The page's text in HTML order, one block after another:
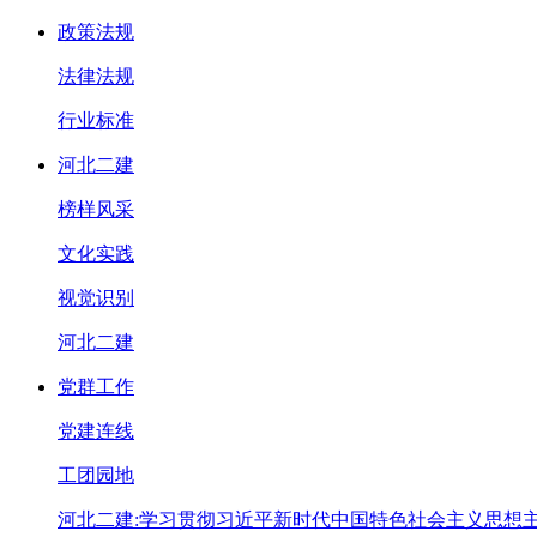
政策法规
法律法规
行业标准
河北二建
榜样风采
文化实践
视觉识别
河北二建
党群工作
党建连线
工团园地
河北二建:学习贯彻习近平新时代中国特色社会主义思想